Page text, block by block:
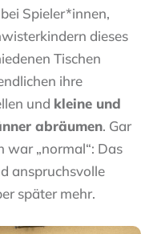
Spieler*innen,
dieses
Tischen
ihre
und kleine und
abräumen. Gar
war „normal“: Das
anspruchsvolle
später mehr.